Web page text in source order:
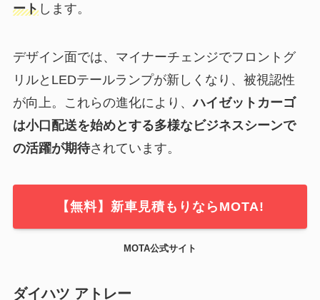
ートします。
デザイン面では、マイナーチェンジでフロントグ
リルとLEDテールランプが新しくなり、被視認性
が向上。これらの進化により、ハイゼットカーゴ
は小口配送を始めとする多様なビジネスシーンで
の活躍が期待されています。
【無料】新車見積もりならMOTA!
MOTA公式サイト
ダイハツ アトレー